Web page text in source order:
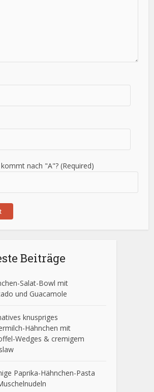
nach "A"? (Required)
Beiträge
Salat-Bowl mit
und Guacamole
knuspriges
Hähnchen mit
Wedges & cremigem
Paprika-Hähnchen-Pasta